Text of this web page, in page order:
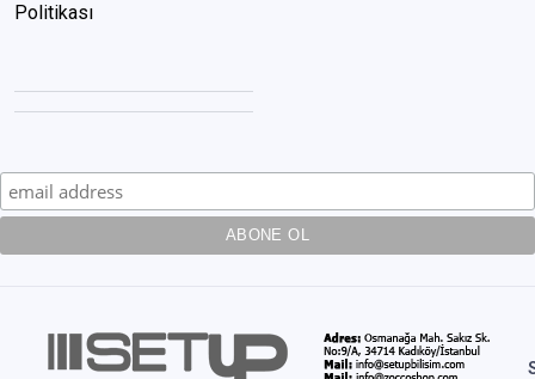
Politikası